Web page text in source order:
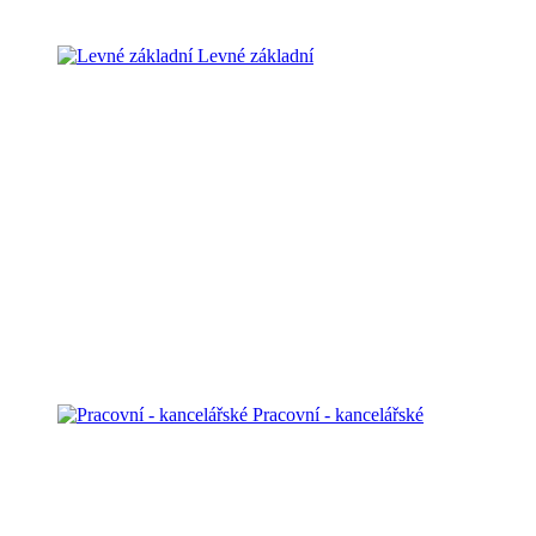
Levné základní
Pracovní - kancelářské